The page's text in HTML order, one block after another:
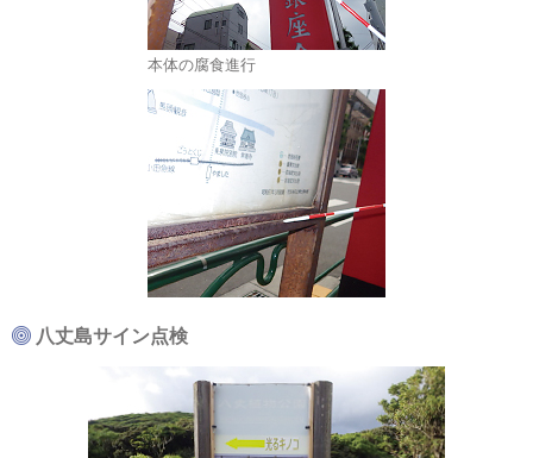
本体の腐食進行
八丈島サイン点検